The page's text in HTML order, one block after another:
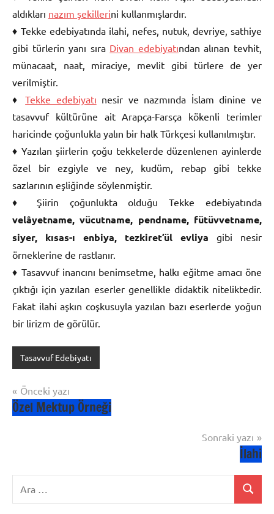
aldıkları nazım şekillerini kullanmışlardır.
♦ Tekke edebiyatında ilahi, nefes, nutuk, devriye, sathiye
gibi türlerin yanı sıra Divan edebiyatından alınan tevhit,
münacaat, naat, miraciye, mevlit gibi türlere de yer
verilmiştir.
♦Tekke edebiyatı nesir ve nazmında İslam dinine ve
tasavvuf kültürüne ait Arapça-Farsça kökenli terimler
haricinde çoğunlukla yalın bir halk Türkçesi kullanılmıştır.
♦ Yazılan şiirlerin çoğu tekkelerde düzenlenen ayinlerde
özel bir ezgiyle ve ney, kudüm, rebap gibi tekke
sazlarının eşliğinde söylenmiştir.
♦ Şiirin çoğunlukta olduğu Tekke edebiyatında
velâyetname, vücutname, pendname, fütüvvetname,
siyer, kısas-ı enbiya, tezkiret’ül evliya gibi nesir
örneklerine de rastlanır.
♦ Tasavvuf inancını benimsetme, halkı eğitme amacı öne
çıktığı için yazılan eserler genellikle didaktik niteliktedir.
Fakat ilahi aşkın coşkusuyla yazılan bazı eserlerde yoğun
bir lirizm de görülür.
Tasavvuf Edebiyatı
Yazı
gezinmesi
Önceki yazı
Özel Mektup Örneği
Sonraki yazı
İlahi
Ara